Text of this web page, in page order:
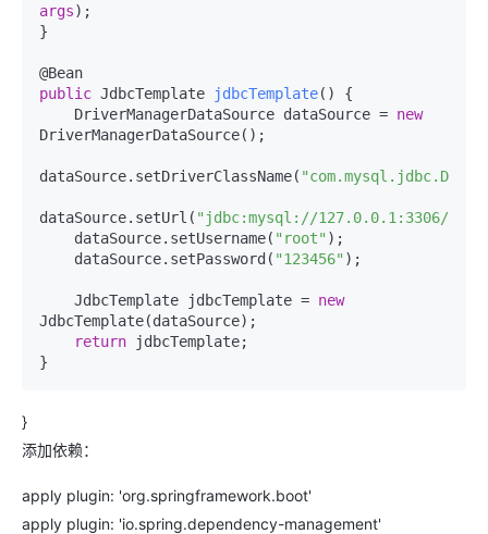
args);
}
public JdbcTemplate jdbcTemplate()
{
    DriverManagerDataSource dataSource =
new
DriverManagerDataSource();
dataSource.setDriverClassName(
dataSource.setUrl( "jdbc:mysql://127.0.0.1:3306/
    dataSource.setUsername(
"root" );
    dataSource.setPassword(
"123456" );
    JdbcTemplate jdbcTemplate =
new
JdbcTemplate(dataSource);
return jdbcTemplate;
}
添加依赖：
apply plugin: 'org.springframework.boot'
apply plugin: 'io.spring.dependency-management'